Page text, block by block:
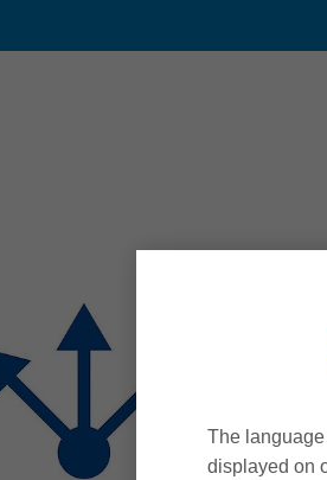
The
displayed on